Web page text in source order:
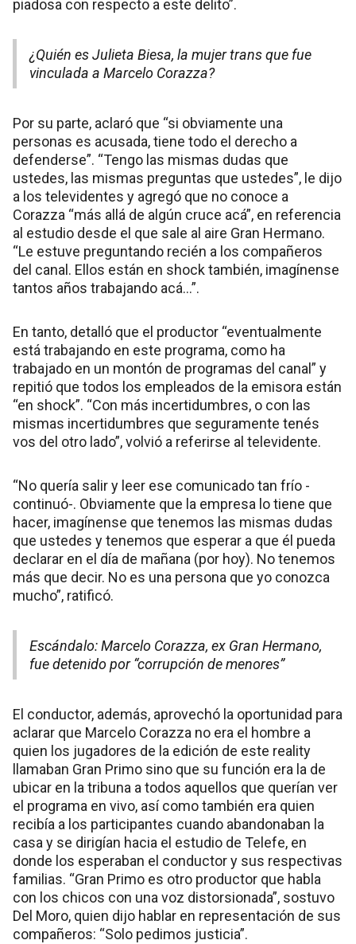
piadosa con respecto a este delito”.
¿Quién es Julieta Biesa, la mujer trans que fue
vinculada a Marcelo Corazza?
Por su parte, aclaró que “si obviamente una
personas es acusada, tiene todo el derecho a
defenderse”. “Tengo las mismas dudas que
ustedes, las mismas preguntas que ustedes”, le dijo
a los televidentes y agregó que no conoce a
Corazza “más allá de algún cruce acá”, en referencia
al estudio desde el que sale al aire Gran Hermano.
“Le estuve preguntando recién a los compañeros
del canal. Ellos están en shock también, imagínense
tantos años trabajando acá…”.
En tanto, detalló que el productor “eventualmente
está trabajando en este programa, como ha
trabajado en un montón de programas del canal” y
repitió que todos los empleados de la emisora están
“en shock”. “Con más incertidumbres, o con las
mismas incertidumbres que seguramente tenés
vos del otro lado”, volvió a referirse al televidente.
“No quería salir y leer ese comunicado tan frío -
continuó-. Obviamente que la empresa lo tiene que
hacer, imagínense que tenemos las mismas dudas
que ustedes y tenemos que esperar a que él pueda
declarar en el día de mañana (por hoy). No tenemos
más que decir. No es una persona que yo conozca
mucho”, ratificó.
Escándalo: Marcelo Corazza, ex Gran Hermano,
fue detenido por “corrupción de menores”
El conductor, además, aprovechó la oportunidad para
aclarar que Marcelo Corazza no era el hombre a
quien los jugadores de la edición de este reality
llamaban Gran Primo sino que su función era la de
ubicar en la tribuna a todos aquellos que querían ver
el programa en vivo, así como también era quien
recibía a los participantes cuando abandonaban la
casa y se dirigían hacia el estudio de Telefe, en
donde los esperaban el conductor y sus respectivas
familias. “Gran Primo es otro productor que habla
con los chicos con una voz distorsionada”, sostuvo
Del Moro, quien dijo hablar en representación de sus
compañeros: “Solo pedimos justicia”.